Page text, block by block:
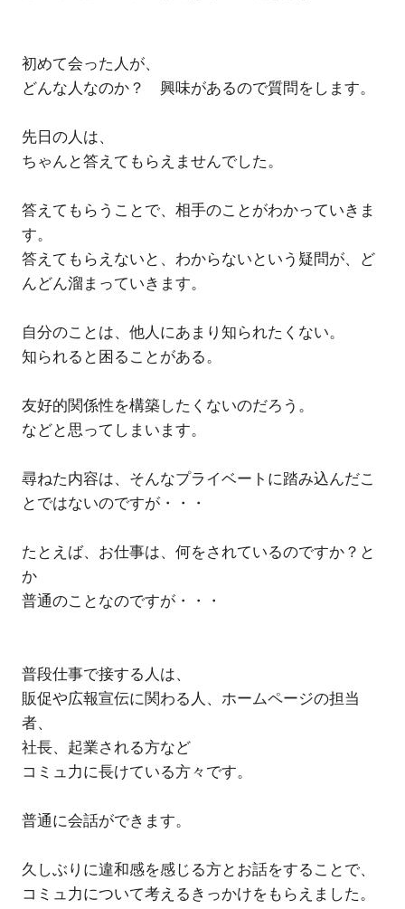
初めて会った人が、
どんな人なのか？ 興味があるので質問をします。
先日の人は、
ちゃんと答えてもらえませんでした。
答えてもらうことで、相手のことがわかっていきま
す。
答えてもらえないと、わからないという疑問が、ど
んどん溜まっていきます。
自分のことは、他人にあまり知られたくない。
知られると困ることがある。
友好的関係性を構築したくないのだろう。
などと思ってしまいます。
尋ねた内容は、そんなプライベートに踏み込んだこ
とではないのですが・・・
たとえば、お仕事は、何をされているのですか？と
か
普通のことなのですが・・・
普段仕事で接する人は、
販促や広報宣伝に関わる人、ホームページの担当
者、
社長、起業される方など
コミュ力に長けている方々です。
普通に会話ができます。
久しぶりに違和感を感じる方とお話をすることで、
コミュ力について考えるきっかけをもらえました。